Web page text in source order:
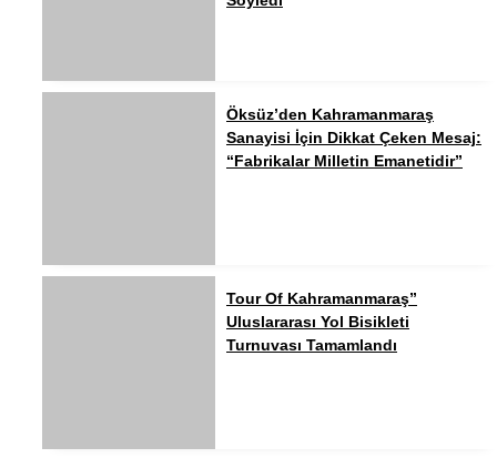
Öksüz’den Kahramanmaraş
Sanayisi İçin Dikkat Çeken Mesaj:
“Fabrikalar Milletin Emanetidir”
Tour Of Kahramanmaraş”
Uluslararası Yol Bisikleti
Turnuvası Tamamlandı